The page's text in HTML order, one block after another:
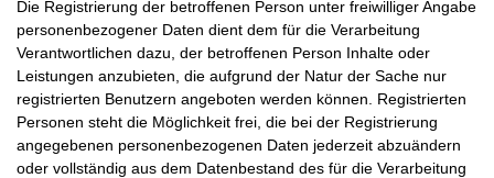
Die Registrierung der betroffenen Person unter freiwilliger Angabe
personenbezogener Daten dient dem für die Verarbeitung
Verantwortlichen dazu, der betroffenen Person Inhalte oder
Leistungen anzubieten, die aufgrund der Natur der Sache nur
registrierten Benutzern angeboten werden können. Registrierten
Personen steht die Möglichkeit frei, die bei der Registrierung
angegebenen personenbezogenen Daten jederzeit abzuändern
oder vollständig aus dem Datenbestand des für die Verarbeitung